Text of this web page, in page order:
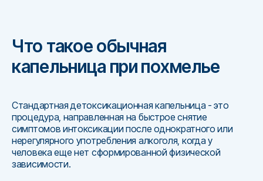
Что такое обычная
капельница при похмелье
Стандартная детоксикационная капельница - это
процедура, направленная на быстрое снятие
симптомов интоксикации после однократного или
нерегулярного употребления алкоголя, когда у
человека еще нет сформированной физической
зависимости.